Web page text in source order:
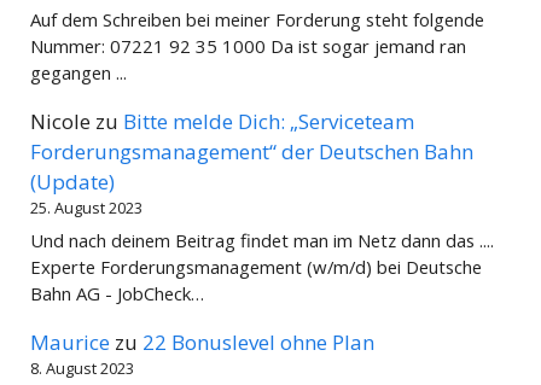
Auf dem Schreiben bei meiner Forderung steht folgende
Nummer: 07221 92 35 1000 Da ist sogar jemand ran
gegangen ...
Nicole zu Bitte melde Dich: „Serviceteam
Forderungsmanagement“ der Deutschen Bahn
(Update)
25. August 2023
Und nach deinem Beitrag findet man im Netz dann das ....
Experte Forderungsmanagement (w/m/d) bei Deutsche
Bahn AG - JobCheck…
Maurice zu 22 Bonuslevel ohne Plan
8. August 2023